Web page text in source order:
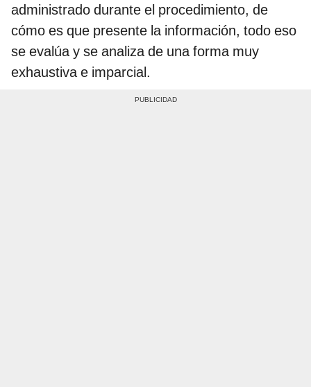
administrado durante el procedimiento, de
cómo es que presente la información, todo eso
se evalúa y se analiza de una forma muy
exhaustiva e imparcial.